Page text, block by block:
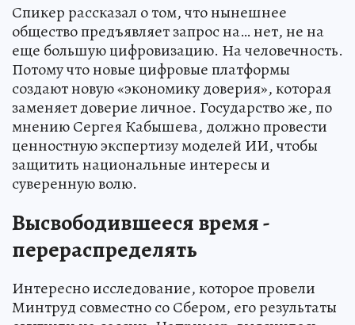
Спикер рассказал о том, что нынешнее
общество предъявляет запрос на… нет, не на
еще большую цифровизацию. На человечность.
Потому что новые цифровые платформы
создают новую «экономику доверия», которая
заменяет доверие личное. Государство же, по
мнению Сергея Кабышева, должно провести
ценностную экспертизу моделей ИИ, чтобы
защитить национальные интересы и
суверенную волю.
Высвободившееся время -
перераспределять
Интересно исследование, которое провели
Минтруд совместно со Сбером, его результаты